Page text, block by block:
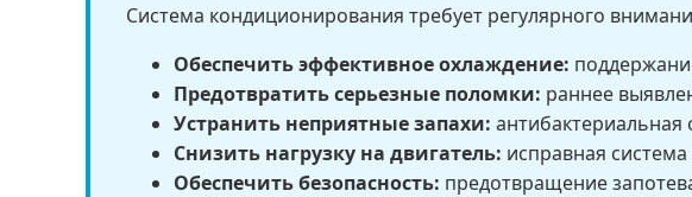
Система кондиционирования требует регулярного
Обеспечить эффективное охлаждение:
Предотвратить серьезные поломки: раннее
Устранить неприятные запахи: антибактериальная
Снизить нагрузку на двигатель: исправная
Обеспечить безопасность: предотвращение